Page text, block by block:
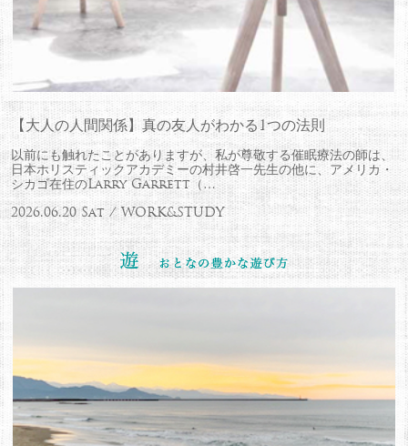
【大人の人間関係】真の友人がわかる1つの法則
以前にも触れたことがありますが、私が尊敬する催眠療法の師は、
日本ホリスティックアカデミーの村井啓一先生の他に、アメリカ・
シカゴ在住のLarry Garrett（…
2026.06.20 Sat / WORK&STUDY